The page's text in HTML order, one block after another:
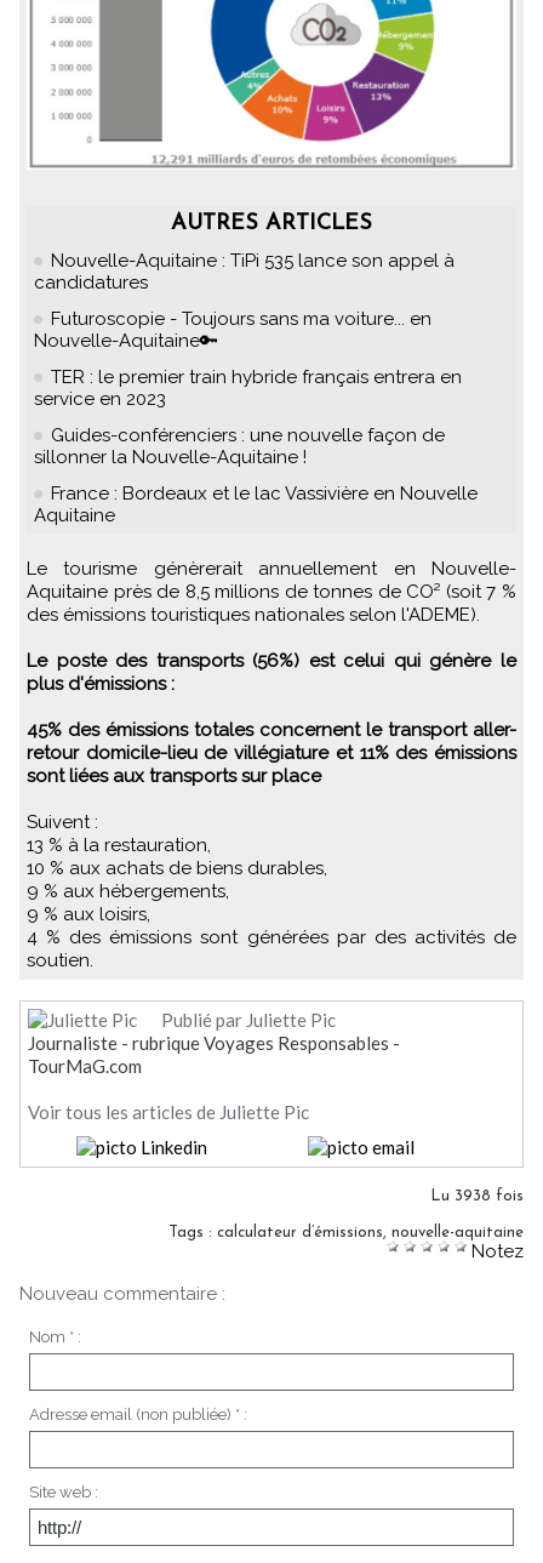
AUTRES ARTICLES
Nouvelle-Aquitaine : TiPi 535 lance son appel à
candidatures
Futuroscopie - Toujours sans ma voiture... en
Nouvelle-Aquitaine🔑
TER : le premier train hybride français entrera en
service en 2023
Guides-conférenciers : une nouvelle façon de
sillonner la Nouvelle-Aquitaine !
France : Bordeaux et le lac Vassivière en Nouvelle
Aquitaine
Le tourisme génèrerait annuellement en Nouvelle-
Aquitaine près de 8,5 millions de tonnes de CO² (soit 7 %
des émissions touristiques nationales selon l'ADEME).
Le poste des transports (56%) est celui qui génère le
plus d'émissions :
45% des émissions totales concernent le transport aller-
retour domicile-lieu de villégiature et 11% des émissions
sont liées aux transports sur place
Suivent :
13 % à la restauration,
10 % aux achats de biens durables,
9 % aux hébergements,
9 % aux loisirs,
4 % des émissions sont générées par des activités de
soutien.
Publié par Juliette Pic
Journaliste - rubrique Voyages Responsables -
TourMaG.com
Voir tous les articles de Juliette Pic
Lu 3938 fois
Tags : calculateur d’émissions, nouvelle-aquitaine
Notez
Nouveau commentaire :
Nom * :
Adresse email (non publiée) * :
Site web :